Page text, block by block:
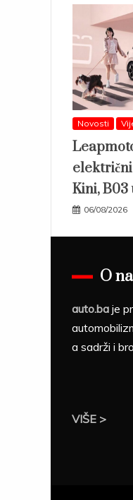
Novosti
Kini, B03
06/08/2026
O
auto.ba je
a sadrži i
VIŠE >